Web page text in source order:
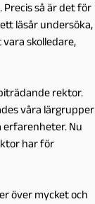
Precis så är det för
läsår undersöka,
skolledare,
rektor.
våra lärgrupper
erfarenheter. Nu
har för
över mycket och